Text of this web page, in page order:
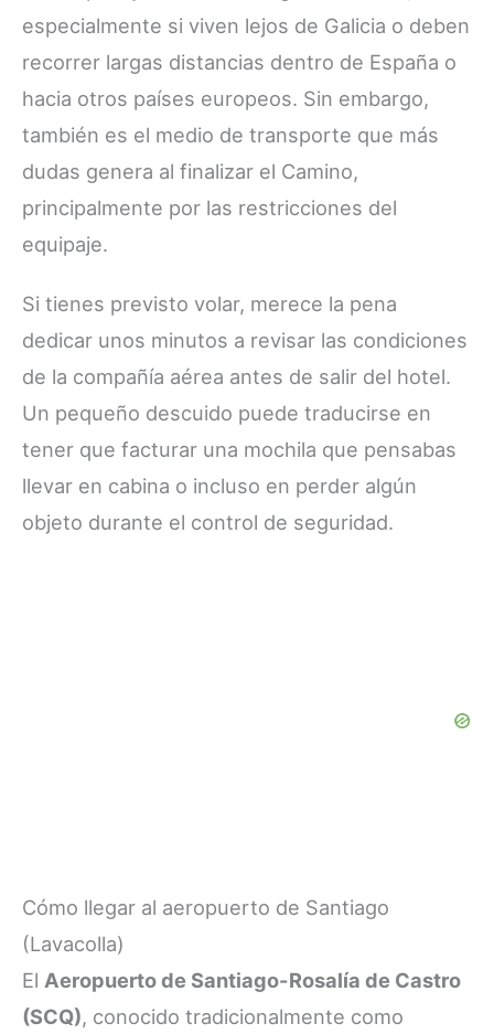
especialmente si viven lejos de Galicia o deben
recorrer largas distancias dentro de España o
hacia otros países europeos. Sin embargo,
también es el medio de transporte que más
dudas genera al finalizar el Camino,
principalmente por las restricciones del
equipaje.
Si tienes previsto volar, merece la pena
dedicar unos minutos a revisar las condiciones
de la compañía aérea antes de salir del hotel.
Un pequeño descuido puede traducirse en
tener que facturar una mochila que pensabas
llevar en cabina o incluso en perder algún
objeto durante el control de seguridad.
Cómo llegar al aeropuerto de Santiago
(Lavacolla)
El Aeropuerto de Santiago-Rosalía de Castro
(SCQ), conocido tradicionalmente como